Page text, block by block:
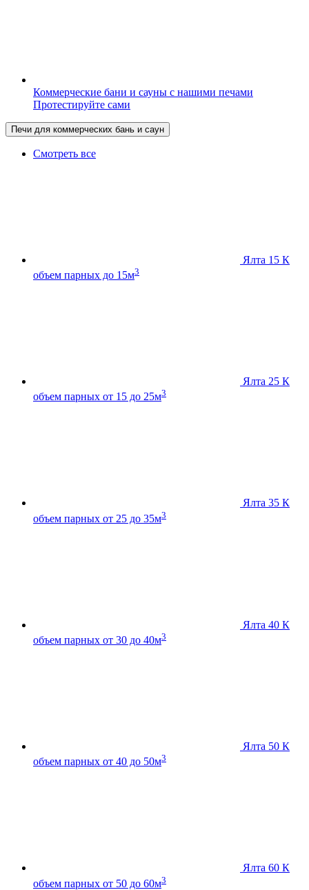
Коммерческие бани и сауны с нашими печами
Протестируйте сами
Печи для коммерческих бань и саун
Смотреть все
Ялта 15 К
объем парных до 15м3
Ялта 25 К
объем парных от 15 до 25м3
Ялта 35 К
объем парных от 25 до 35м3
Ялта 40 К
объем парных от 30 до 40м3
Ялта 50 К
объем парных от 40 до 50м3
Ялта 60 К
объем парных от 50 до 60м3